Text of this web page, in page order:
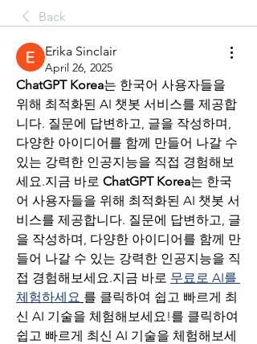
Back
Erika Sinclair
April 26, 2025
ChatGPT Korea는 한국어 사용자들을
위해 최적화된 AI 챗봇 서비스를 제공합
니다. 질문에 답변하고, 글을 작성하며,
다양한 아이디어를 함께 만들어 나갈 수
있는 강력한 인공지능을 직접 경험해보
세요.지금 바로 ChatGPT Korea는 한국
어 사용자들을 위해 최적화된 AI 챗봇 서
비스를 제공합니다. 질문에 답변하고, 글
을 작성하며, 다양한 아이디어를 함께 만
들어 나갈 수 있는 강력한 인공지능을 직
접 경험해보세요.지금 바로 무료로 AI를
체험하세요 를 클릭하여 쉽고 빠르게 최
신 AI 기술을 체험해보세요!를 클릭하여
쉽고 빠르게 최신 AI 기술을 체험해보세